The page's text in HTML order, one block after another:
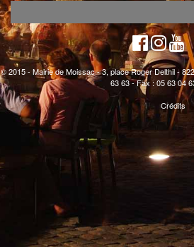
© 2015 - Mairie de Moissac - 3, place Roger Delthil -
63 63 - Fax : 05 63 04
Crédits